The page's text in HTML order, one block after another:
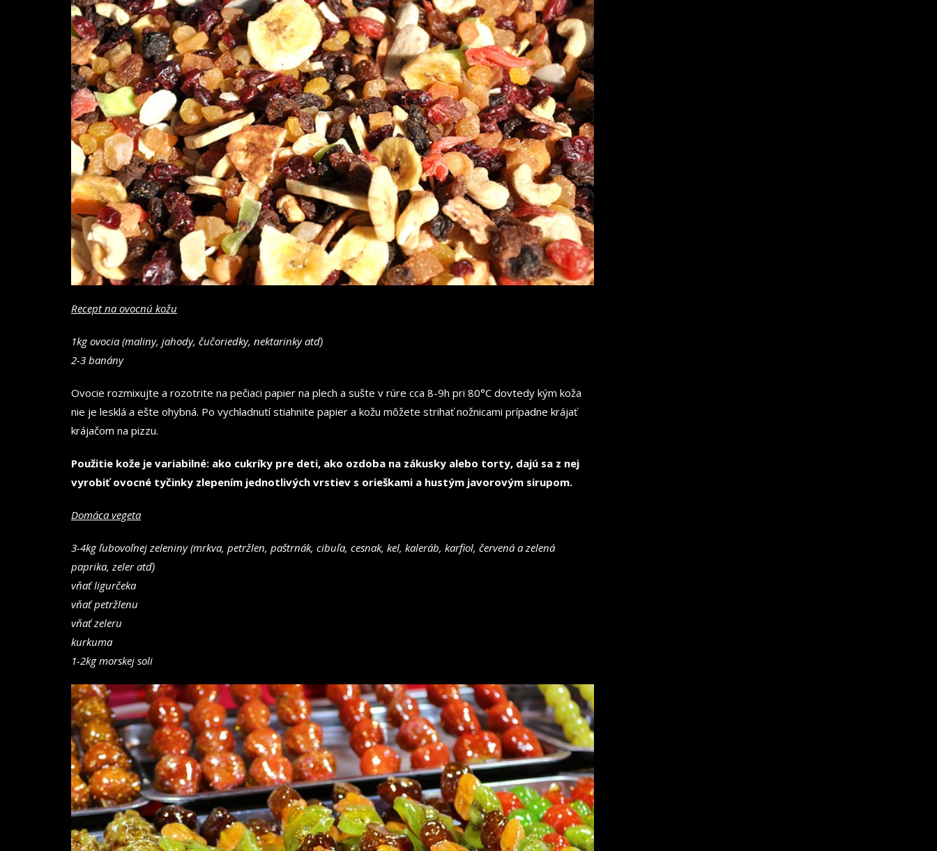
Recept na ovocnú kožu
1kg ovocia (maliny, jahody, čučoriedky, nektarinky atď)
2-3 banány
Ovocie rozmixujte a rozotrite na pečiaci papier na plech a sušte v rúre cca 8-9h pri 80°C dovtedy kým koža
nie je lesklá a ešte ohybná. Po vychladnutí stiahnite papier a kožu môžete strihať nožnicami prípadne krájať
krájačom na pizzu.
Použitie kože je variabilné: ako cukríky pre deti, ako ozdoba na zákusky alebo torty, dajú sa z nej
vyrobiť ovocné tyčinky zlepením jednotlivých vrstiev s orieškami a hustým javorovým sirupom.
Domáca vegeta
3-4kg ľubovoľnej zeleniny (mrkva, petržlen, paštrnák, cibuľa, cesnak, kel, kaleráb, karfiol, červená a zelená
paprika, zeler atď)
vňať ligurčeka
vňať petržlenu
vňať zeleru
kurkuma
1-2kg morskej soli